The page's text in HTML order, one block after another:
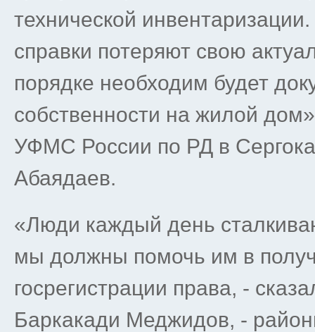
технической
справки потеряют свою
порядке необходим будет
собственности на жилой
УФМС России по РД в
Абаядаев.
«Люди каждый день
мы должны помочь им в
госрегистрации права, -
Баркакади Меджидов, -